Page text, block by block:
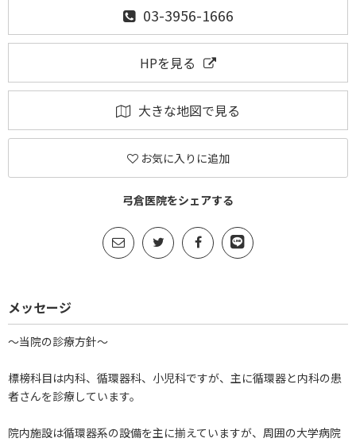
03-3956-1666
HPを見る
大きな地図で見る
お気に入りに追加
弓倉医院をシェアする
メッセージ
～当院の診療方針～
標榜科目は内科、循環器科、小児科ですが、主に循環器と内科の患
者さんを診療しています。
院内施設は循環器系の設備を主に揃えていますが、周囲の大学病院